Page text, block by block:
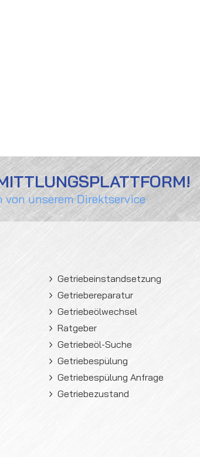
unserem Direktservice
Getriebeinstandsetzung
Getriebereparatur
Getriebeölwechsel
Ratgeber
Getriebeöl-Suche
Getriebespülung
Getriebespülung Anfrage
Getriebezustand